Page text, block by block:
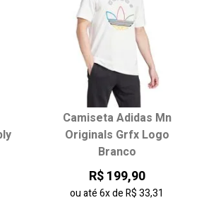
Data de lançamento
Melhor Desconto
Camiseta Adidas Mn
Originals Grfx Logo
Branco
R$ 199,90
ou até6xdeR$ 33,31